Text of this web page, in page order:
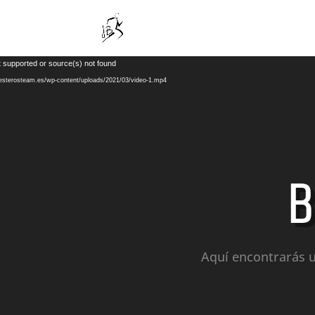
or source(s) not found
wp-content/uploads/2021/03/video-1.mp4
Aquí encontrarás